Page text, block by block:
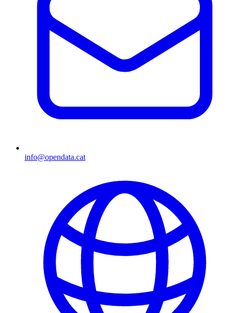
info@opendata.cat